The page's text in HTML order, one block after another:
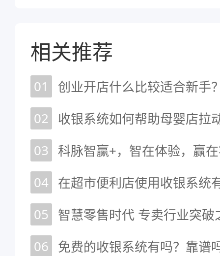
相关推荐
01
创业开店什么比较适合新手
02 收银系统如何帮助母婴店拉
03
科脉智赢+，智在体验，赢
04 在超市便利店使用收银系统
05
智慧零售时代 专卖行业突破
06 免费的收银系统有吗？靠谱